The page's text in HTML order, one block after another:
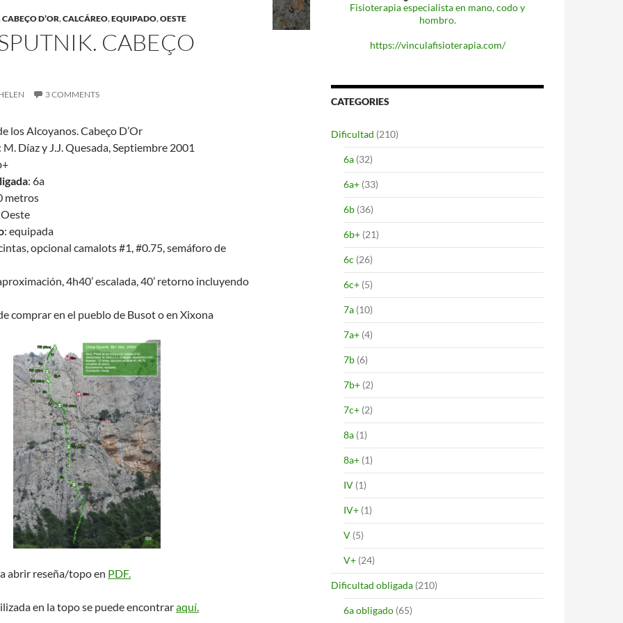
CABEÇO D’OR,CALCÁREO,EQUIPADO,OESTE
CABEÇO
3 COMMENTS
los Alcoyanos. Cabeço D’Or
M. Díaz y J.J. Quesada, Septiembre 2001
: 6a
metros
: equipada
opcional camalots #1, #0.75, semáforo de
4h40’ escalada, 40’ retorno incluyendo
comprar en el pueblo de Busot o en Xixona
abrir reseña/topo en PDF.
en la topo se puede encontraraquí.
Fisioterapia especialista en mano, codo y
hombro.
https://vinculafisioterapia.com/
CATEGORIES
Dificultad (210)
6a (32)
6a+ (33)
6b (36)
6b+ (21)
6c (26)
6c+ (5)
7a (10)
7a+ (4)
7b (6)
7b+ (2)
7c+ (2)
8a (1)
8a+ (1)
IV (1)
IV+ (1)
V (5)
V+ (24)
Dificultad obligada (210)
6a obligado (65)